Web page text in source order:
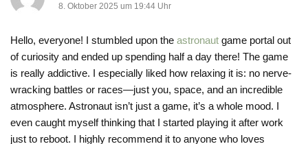
8. Oktober 2025 um 19:44 Uhr
Hello, everyone! I stumbled upon the astronaut game portal out
of curiosity and ended up spending half a day there! The game
is really addictive. I especially liked how relaxing it is: no nerve-
wracking battles or races—just you, space, and an incredible
atmosphere. Astronaut isn’t just a game, it’s a whole mood. I
even caught myself thinking that I started playing it after work
just to reboot. I highly recommend it to anyone who loves